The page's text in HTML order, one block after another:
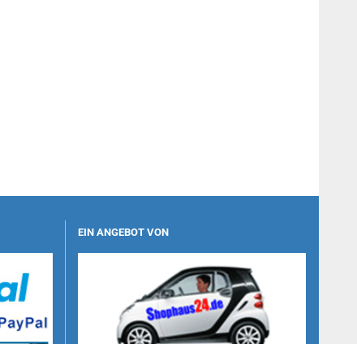
EIN ANGEBOT VON